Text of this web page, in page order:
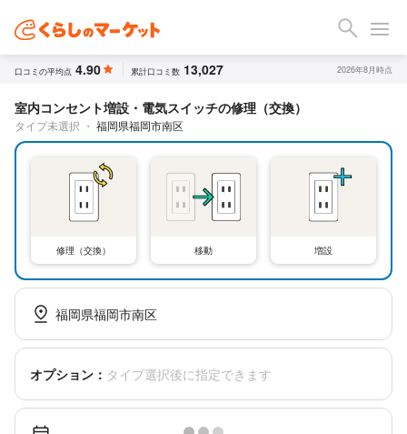
口コミの平均点 4.90 累計口コミ数 13,027 2026年8月時点
室内コンセント増設・電気スイッチの修理（交換）
タイプ未選択 ・ 福岡県福岡市南区
修理（交換） 移動 増設
福岡県福岡市南区
オプション： タイプ選択後に指定できます